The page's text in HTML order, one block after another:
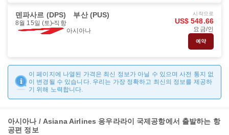
덴파사르 (DPS) 부산 (PUS)
8월 15일 (토) 직항
아시아나
시작으로
US$ 548.66
요금/인
예약
이 페이지에 나열된 가격은 최신 정보가 아닐 수 있으며 사전 통지 없
이 변경될 수 있습니다. 우리는 가장 정확하고 최신의 정보를 제공하
기 위해 노력합니다.
아시아나 / Asiana Airlines 응우라라이 국제공항에서 출발하는 항
공편 정보